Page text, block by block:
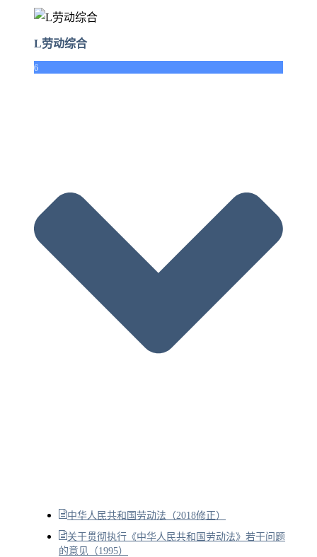
L劳动综合
6
中华人民共和国劳动法（2018修正）
关于贯彻执行《中华人民共和国劳动法》若干问题
的意见（1995）